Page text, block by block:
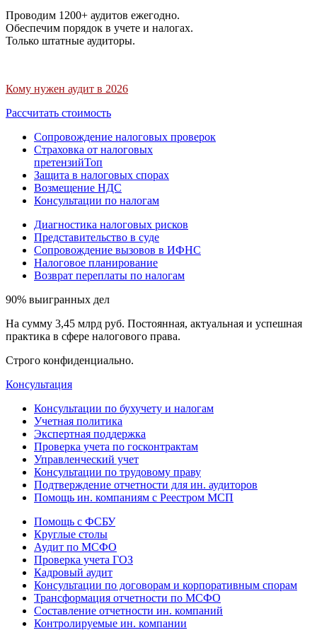
Проводим 1200+ аудитов ежегодно.
Обеспечим порядок в учете и налогах.
Только штатные аудиторы.
Кому нужен аудит в 2026
Рассчитать стоимость
Сопровождение налоговых проверок
Страховка от налоговых
претензийТоп
Защита в налоговых спорах
Возмещение НДС
Консультации по налогам
Диагностика налоговых рисков
Представительство в суде
Сопровождение вызовов в ИФНС
Налоговое планирование
Возврат переплаты по налогам
90% выигранных дел
На сумму 3,45 млрд руб. Постоянная, актуальная и успешная
практика в сфере налогового права.
Строго конфиденциально.
Консультация
Консультации по бухучету и налогам
Учетная политика
Экспертная поддержка
Проверка учета по госконтрактам
Управленческий учет
Консультации по трудовому праву
Подтверждение отчетности для ин. аудиторов
Помощь ин. компаниям с Реестром МСП
Помощь с ФСБУ
Круглые столы
Аудит по МСФО
Проверка учета ГОЗ
Кадровый аудит
Консультации по договорам и корпоративным спорам
Трансформация отчетности по МСФО
Составление отчетности ин. компаний
Контролируемые ин. компании